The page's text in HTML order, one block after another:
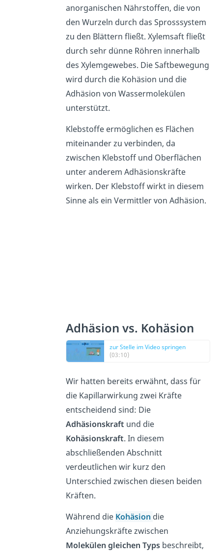
anorganischen Nährstoffen, die von
den Wurzeln durch das Sprosssystem
zu den Blättern fließt. Xylemsaft fließt
durch sehr dünne Röhren innerhalb
des Xylemgewebes. Die Saftbewegung
wird durch die Kohäsion und die
Adhäsion von Wassermolekülen
unterstützt.
Klebstoffe ermöglichen es Flächen
miteinander zu verbinden, da
zwischen Klebstoff und Oberflächen
unter anderem Adhäsionskräfte
wirken. Der Klebstoff wirkt in diesem
Sinne als ein Vermittler von Adhäsion.
Adhäsion vs. Kohäsion
zur Stelle im Video springen
(03:10)
Wir hatten bereits erwähnt, dass für
die Kapillarwirkung zwei Kräfte
entscheidend sind: Die
Adhäsionskraft und die
Kohäsionskraft. In diesem
abschließenden Abschnitt
verdeutlichen wir kurz den
Unterschied zwischen diesen beiden
Kräften.
Während die Kohäsion die
Anziehungskräfte zwischen
Molekülen gleichen Typs beschreibt,